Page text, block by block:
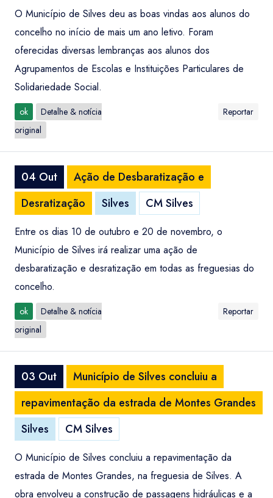
O Município de Silves deu as boas vindas aos alunos do
concelho no início de mais um ano letivo. Foram
oferecidas diversas lembranças aos alunos dos
Agrupamentos de Escolas e Instituições Particulares de
Solidariedade Social.
ok
Detalhe & notícia
original
Reportar
04 Out
Ação de Desbaratização e
Desratização
Silves CM Silves
Entre os dias 10 de outubro e 20 de novembro, o
Município de Silves irá realizar uma ação de
desbaratização e desratização em todas as freguesias do
concelho.
ok
Detalhe & notícia
original
Reportar
03 Out
Município de Silves concluiu a
repavimentação da estrada de Montes Grandes
Silves
CM Silves
O Município de Silves concluiu a repavimentação da
estrada de Montes Grandes, na freguesia de Silves. A
obra envolveu a construção de passagens hidráulicas e a